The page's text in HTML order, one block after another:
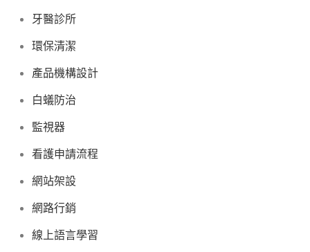
牙醫診所
環保清潔
產品機構設計
白蟻防治
監視器
看護申請流程
網站架設
網路行銷
線上語言學習